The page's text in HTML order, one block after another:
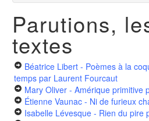
Parutions,
textes
Béatrice Libert - Poèmes à la
temps par Laurent Fourcaut
Mary Oliver - Amérique primitive
Étienne Vaunac - Ni de furieux
Isabelle Lévesque - Rien du pire